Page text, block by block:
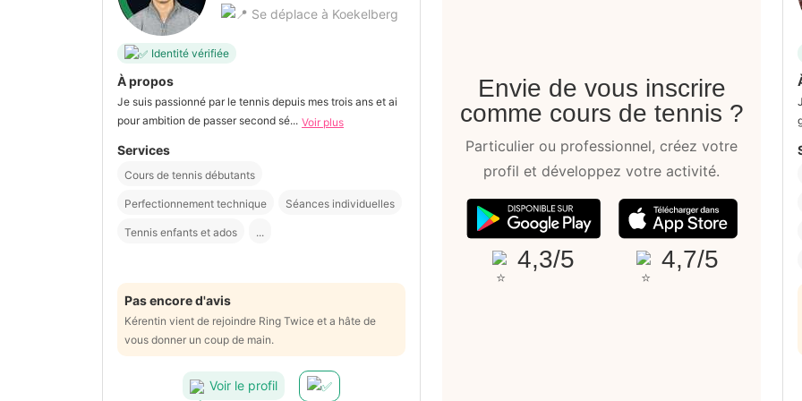
Se déplace à Koekelberg
Identité vérifiée
À propos
Je suis passionné par le tennis depuis mes trois ans et ai
pour ambition de passer second sé... Voir plus
Services
Cours de tennis débutants
Perfectionnement technique Séances individuelles
Tennis enfants et ados ...
Pas encore d'avis
Kérentin vient de rejoindre Ring Twice et a hâte de
vous donner un coup de main.
Voir le profil
Envie de vous inscrire
comme cours de tennis ?
Particulier ou professionnel, créez votre
profil et développez votre activité.
4,3/5 4,7/5